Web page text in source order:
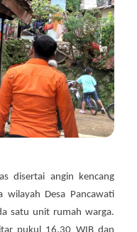
disertai angin kencang
wilayah Desa Pancawati
satu unit rumah warga.